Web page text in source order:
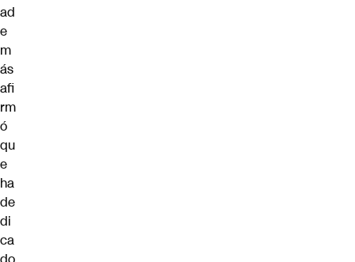
ad
e
m
ás
afi
rm
ó
qu
e
ha
de
di
ca